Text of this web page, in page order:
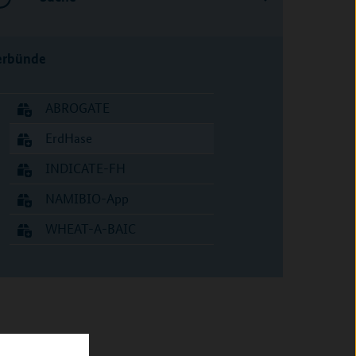
ABROGATE
ErdHase
INDICATE-FH
NAMIBIO-App
WHEAT-A-BAIC